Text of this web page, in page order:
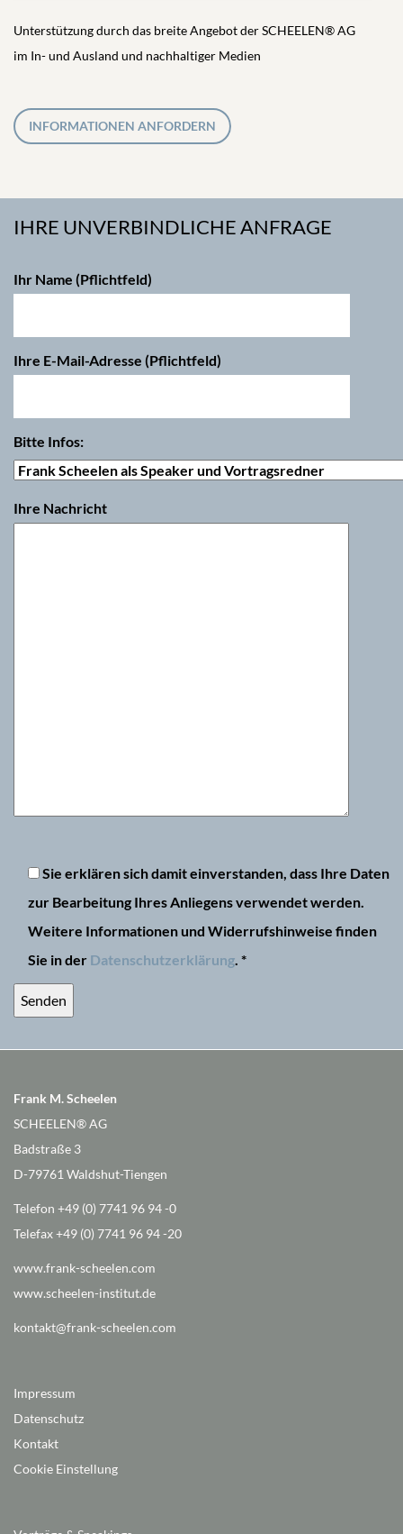
Unterstützung durch das breite Angebot der SCHEELEN® AG
im In- und Ausland und nachhaltiger Medien
INFORMATIONEN ANFORDERN
IHRE UNVERBINDLICHE ANFRAGE
Ihr Name (Pflichtfeld)
Ihre E-Mail-Adresse (Pflichtfeld)
Bitte Infos:
Ihre Nachricht
Sie erklären sich damit einverstanden, dass Ihre Daten
zur Bearbeitung Ihres Anliegens verwendet werden.
Weitere Informationen und Widerrufshinweise finden
Sie in der Datenschutzerklärung . *
Frank M. Scheelen
SCHEELEN® AG
Badstraße 3
D-79761 Waldshut-Tiengen
Telefon +49 (0) 7741 96 94 -0
Telefax +49 (0) 7741 96 94 -20
www.frank-scheelen.com
www.scheelen-institut.de
kontakt@frank-scheelen.com
Impressum
Datenschutz
Kontakt
Cookie Einstellung